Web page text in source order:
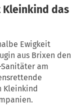
Kleinkind das
Ewigkeit
aus Brixen den
am
Kleinkind